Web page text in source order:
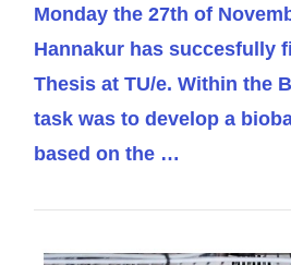
Monday the 27th of
Hannakur has succesfully
Thesis at TU/e. Within the
task was to develop a
based on the …